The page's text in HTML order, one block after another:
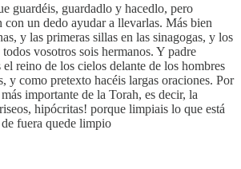
guardéis, guardadlo y hacedlo, pero
con un dedo ayudar a llevarlas. Más bien
y las primeras sillas en las sinagogas, y los
vosotros sois hermanos. Y padre
reino de los cielos delante de los hombres
y como pretexto hacéis largas oraciones. Por
importante de la Torah, es decir, la
hipócritas! porque limpiais lo que está
fuera quede limpio